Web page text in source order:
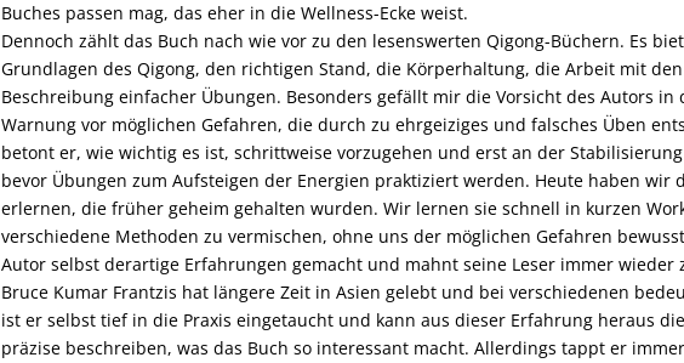
Buches passen mag, das eher in die Wellness-Ecke weist.
Dennoch zählt das Buch nach wie vor zu den lesenswerten Qigong-Büchern. Es
Grundlagen des Qigong, den richtigen Stand, die Körperhaltung, die Arbeit mit
Beschreibung einfacher Übungen. Besonders gefällt mir die Vorsicht des Autors
Warnung vor möglichen Gefahren, die durch zu ehrgeiziges und falsches Üben
betont er, wie wichtig es ist, schrittweise vorzugehen und erst an der
bevor Übungen zum Aufsteigen der Energien praktiziert werden. Heute haben wir
erlernen, die früher geheim gehalten wurden. Wir lernen sie schnell in kurzen
verschiedene Methoden zu vermischen, ohne uns der möglichen Gefahren
Autor selbst derartige Erfahrungen gemacht und mahnt seine Leser immer wieder
Bruce Kumar Frantzis hat längere Zeit in Asien gelebt und bei verschiedenen
ist er selbst tief in die Praxis eingetaucht und kann aus dieser Erfahrung heraus
präzise beschreiben, was das Buch so interessant macht. Allerdings tappt er